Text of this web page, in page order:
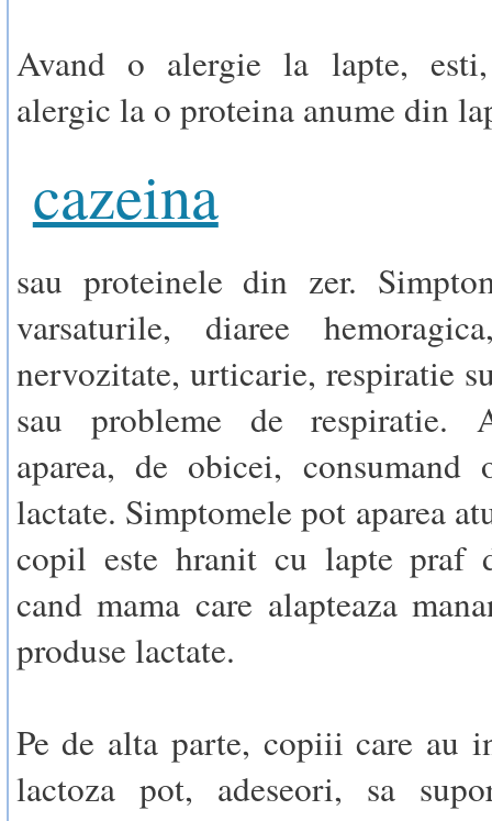
Avand o alergie la lapte,
alergic la o proteina anume din
cazeina
sau proteinele din zer.
varsaturile, diaree
nervozitate, urticarie, respiratie
sau probleme de respiratie.
aparea, de obicei,
lactate. Simptomele pot aparea
copil este hranit cu lapte praf
cand mama care alapteaza
produse lactate.
Pe de alta parte, copiii care au
lactoza pot, adeseori, sa